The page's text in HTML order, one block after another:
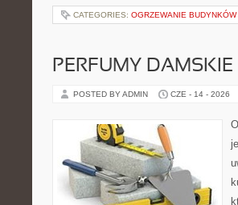
CATEGORIES: OGRZEWANIE BUDYNKÓW
PERFUMY DAMSKIE
POSTED BY ADMIN CZE - 14 - 2026